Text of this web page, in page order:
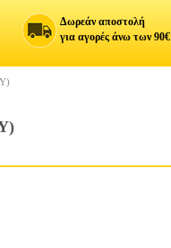
Δωρεάν αποστολή
για αγορές άνω των 90€